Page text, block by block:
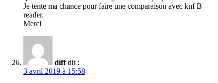
Je tente ma chance pour faire une comparaison avec knf B
reader.
Merci
diff dit :
3 avril 2019 à 15:58